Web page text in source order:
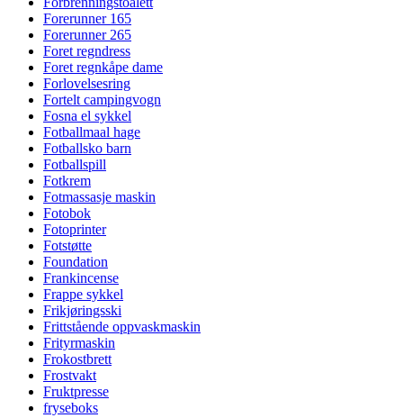
Forerunner 165
Forerunner 265
Foret regndress
Foret regnkåpe dame
Forlovelsesring
Fortelt campingvogn
Fosna el sykkel
Fotballmaal hage
Fotballsko barn
Fotballspill
Fotkrem
Fotmassasje maskin
Fotobok
Fotoprinter
Fotstøtte
Foundation
Frankincense
Frappe sykkel
Frikjøringsski
Frittstående oppvaskmaskin
Frityrmaskin
Frokostbrett
Frostvakt
Fruktpresse
fryseboks